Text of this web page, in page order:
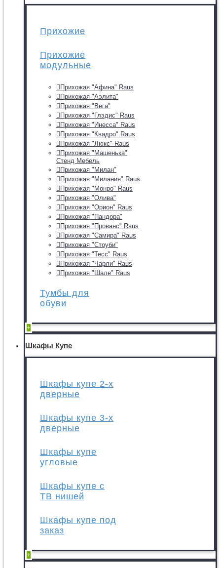
Прихожие
Прихожие
модульные
Прихожая "Афина" Raus
Прихожая "Аэлита"
Прихожая "Вега"
Прихожая "Глэдис" Raus
Прихожая "Инесса" Raus
Прихожая "Квадро" Raus
Прихожая "Люкс" Raus
Прихожая "Машенька"
Стенд Мебель
Прихожая "Милан"
Прихожая "Милания" Raus
Прихожая "Монро" Raus
Прихожая "Олива"
Прихожая "Орион" Raus
Прихожая "Пандора"
Прихожая "Прованс" Raus
Прихожая "Самира" Raus
Прихожая "Стоуби"
Прихожая "Тесс" Raus
Прихожая "Чарли" Raus
Прихожая "Шале" Raus
Тумбы для
обуви
+
Шкафы Купе
Шкафы купе 2-х
дверные
Шкафы купе 3-х
дверные
Шкафы купе
угловые
Шкафы купе с
ТВ нишей
Шкафы купе под
заказ
+